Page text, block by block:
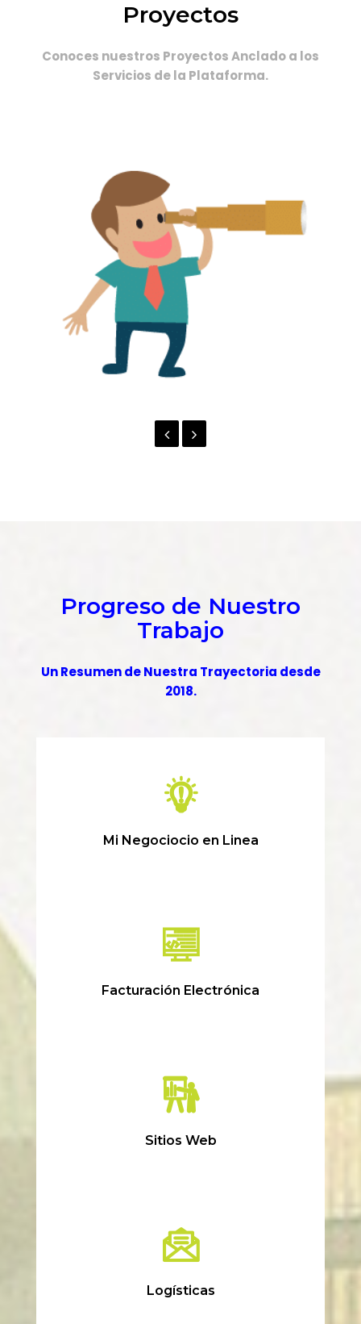
Proyectos
Conoces nuestros Proyectos Anclado a los
Servicios de la Plataforma.
Progreso de Nuestro
Trabajo
Un Resumen de Nuestra Trayectoria desde
2018.
Mi Negociocio en Linea
Facturación Electrónica
Sitios Web
Logísticas